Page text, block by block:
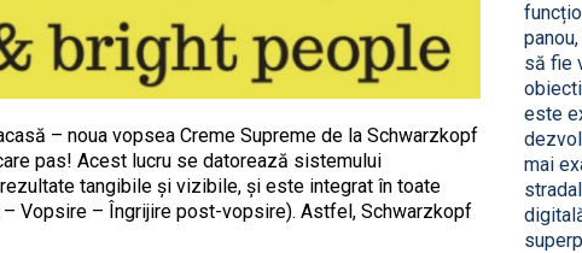
– noua vopsea Creme Supreme de la Schwarzkopf
pas! Acest lucru se datorează sistemului
tangibile și vizibile, și este integrat în toate
Vopsire – Îngrijire post-vopsire). Astfel, Schwarzkopf
să fie
este
mai